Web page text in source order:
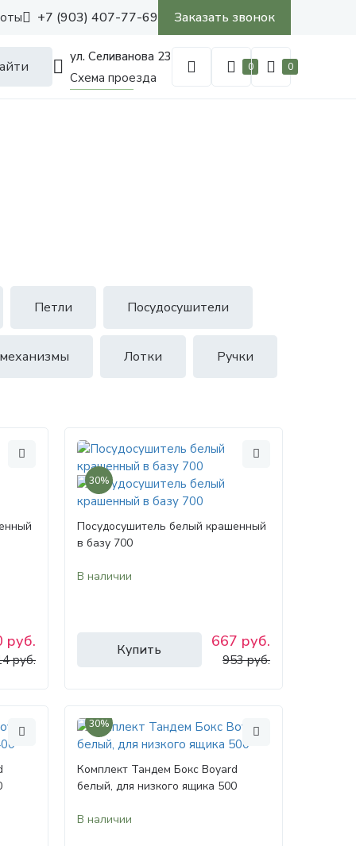
+7 (903) 407-77-69 Заказать звонок
ул. Селиванова 23
Схема проезда
0 0
Петли Посудосушители
Лотки Ручки
руб.
руб.
30%
Посудосушитель белый крашенный
в базу 700
В наличии
Купить 667 руб.
953 руб.
30%
Комплект Тандем Бокс Boyard
белый, для низкого ящика 500
В наличии